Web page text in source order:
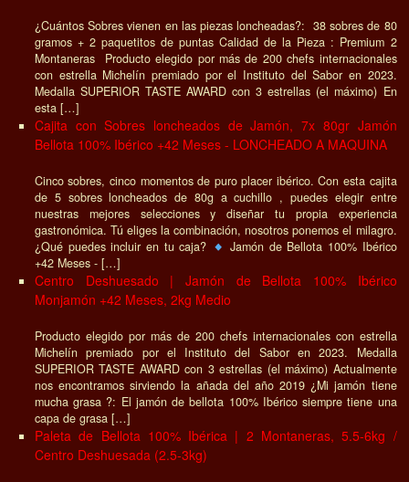
¿Cuántos Sobres vienen en las piezas loncheadas?: 38 sobres de 80
gramos + 2 paquetitos de puntas Calidad de la Pieza : Premium 2
Montaneras Producto elegido por más de 200 chefs internacionales
con estrella Michelín premiado por el Instituto del Sabor en 2023.
Medalla SUPERIOR TASTE AWARD con 3 estrellas (el máximo) En
esta […]
Cajita con Sobres loncheados de Jamón, 7x 80gr Jamón
Bellota 100% Ibérico +42 Meses - LONCHEADO A MAQUINA
Cinco sobres, cinco momentos de puro placer ibérico. Con esta cajita
de 5 sobres loncheados de 80g a cuchillo , puedes elegir entre
nuestras mejores selecciones y diseñar tu propia experiencia
gastronómica. Tú eliges la combinación, nosotros ponemos el milagro.
¿Qué puedes incluir en tu caja?
Jamón de Bellota 100% Ibérico
+42 Meses - […]
Centro Deshuesado | Jamón de Bellota 100% Ibérico
Monjamón +42 Meses, 2kg Medio
Producto elegido por más de 200 chefs internacionales con estrella
Michelín premiado por el Instituto del Sabor en 2023. Medalla
SUPERIOR TASTE AWARD con 3 estrellas (el máximo) Actualmente
nos encontramos sirviendo la añada del año 2019 ¿Mi jamón tiene
mucha grasa ?: El jamón de bellota 100% Ibérico siempre tiene una
capa de grasa […]
Paleta de Bellota 100% Ibérica | 2 Montaneras, 5.5-6kg /
Centro Deshuesada (2.5-3kg)